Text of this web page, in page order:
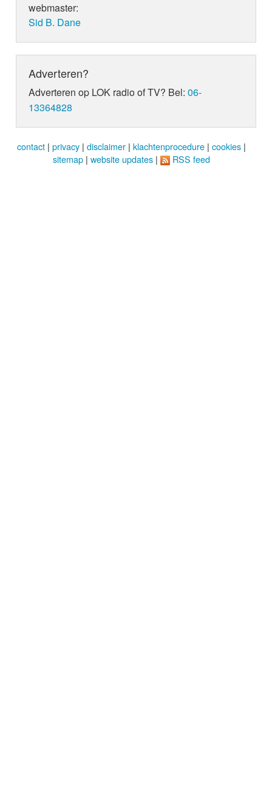
webmaster:
Sid B. Dane
Adverteren?
Adverteren op LOK radio of TV? Bel:06-
13364828
contact | privacy | disclaimer | klachtenprocedure | cookies |
sitemap | website updates | RSS feed